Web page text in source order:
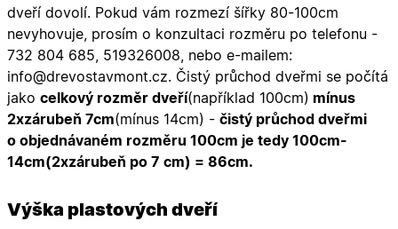
dveří dovolí. Pokud vám rozmezí šířky 80-100cm
nevyhovuje, prosím o konzultaci rozměru po telefonu -
732 804 685, 519326008, nebo e-mailem:
info@drevostavmont.cz. Čistý průchod dveřmi se počítá
jako celkový rozměr dveří(například 100cm) mínus
2xzárubeň 7cm(mínus 14cm) - čistý průchod dveřmi
o objednávaném rozměru 100cm je tedy 100cm-
14cm(2xzárubeň po 7 cm) = 86cm.
Výška plastových dveří